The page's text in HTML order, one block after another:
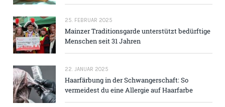
25. FEBRUAR 2025
Mainzer Traditions­garde unterstützt bedürftige
Menschen seit 31 Jahren
22. JANUAR 2025
Haarfärbung in der Schwangerschaft: So
vermeidest du eine Allergie auf Haarfarbe